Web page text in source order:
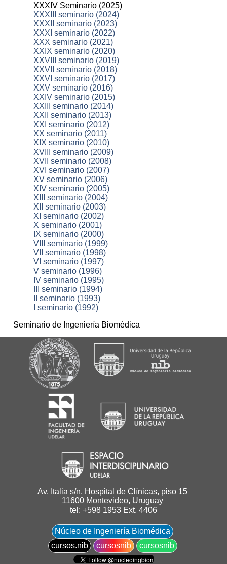
XXXIV Seminario (2025)
XXXIII seminario (2024)
XXXII seminario (2023)
XXXI seminario (2022)
XXX seminario (2021)
XXIX seminario (2020)
XXVIII seminario (2019)
XXVII seminario (2018)
XXVI seminario (2017)
XXV seminario (2016)
XXIV seminario (2015)
XXIII seminario (2014)
XXII seminario (2013)
XXI seminario (2012)
XX seminario (2011)
XIX seminario (2010)
XVIII seminario (2009)
XVII seminario (2008)
XVI seminario (2007)
XV seminario (2006)
XIV seminario (2005)
XIII seminario (2004)
XII seminario (2003)
XI seminario (2002)
X seminario (2001)
IX seminario (2000)
VIII seminario (1999)
VII seminario (1998)
VI seminario (1997)
V seminario (1996)
IV seminario (1995)
III seminario (1994)
II seminario (1993)
I seminario (1992)
Seminario de Ingeniería Biomédica
Av. Italia s/n, Hospital de Clínicas, piso 15
11600 Montevideo, Uruguay
tel: +598 1953 Ext. 4406
Núcleo de Ingeniería Biomédica
cursos.nib
cursosnib cursosnib